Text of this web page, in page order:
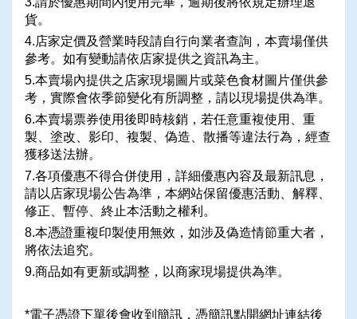
貨。
4.店家定價及營業時段請自行向業者查詢，本賣場僅供
參考。如有變動請依店家提供之資訊為主。
5.本賣場內提供之店家現場圖片或菜色食材圖片僅供參
考，實際會依季節變化有所調整，請以現場提供為準。
6.本賣場票券使用後即時核銷，若任意重複使用、重
製、塗改、影印、複製、偽造、散播等違法行為，經查
獲移送法辦。
7.各項優惠不得合併使用，詳細優惠內容及最新訊息，
請以店家現場公告為準，本網站保留優惠活動、解釋、
修正、暫停、終止本活動之權利。
8.本憑證重複印製使用無效，如涉及偽造情節重大者，
將依法追究。
9.商品如有更新或調整，以商家現場提供為準。
*電子憑證下單後會收到簡訊，憑簡訊點開網址連結後